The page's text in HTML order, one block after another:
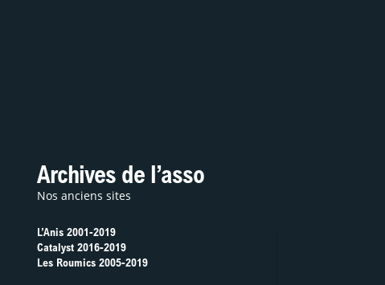
Archives de l’asso
Nos anciens sites
L’Anis 2001-2019
Catalyst 2016-2019
Les Roumics 2005-2019